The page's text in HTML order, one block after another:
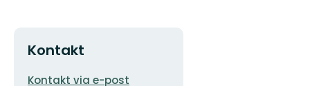
Kontakt
E-
Kontakt via e-post